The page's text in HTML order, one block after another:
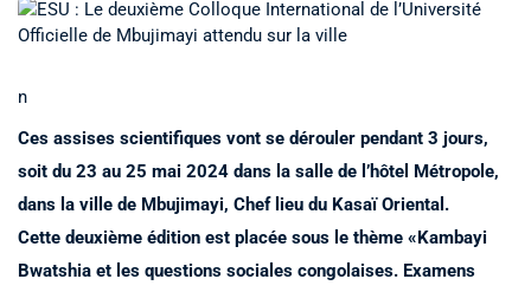
n
Ces assises scientifiques vont se dérouler pendant 3 jours,
soit du 23 au 25 mai 2024 dans la salle de l’hôtel Métropole,
dans la ville de Mbujimayi, Chef lieu du Kasaï Oriental.
Cette deuxième édition est placée sous le thème «Kambayi
Bwatshia et les questions sociales congolaises. Examens